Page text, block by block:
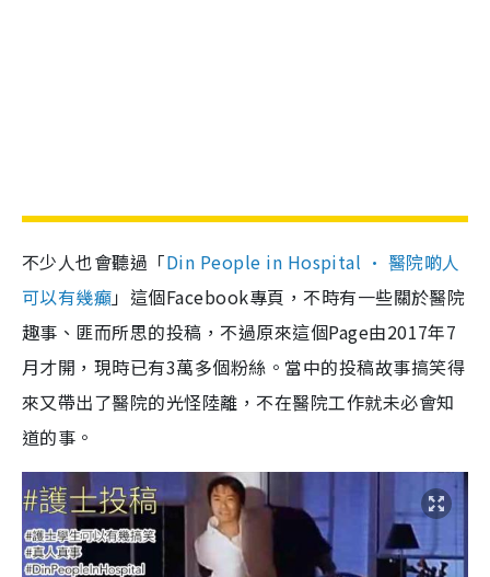
不少人也會聽過「Din People in Hospital • 醫院啲人
可以有幾癲」這個Facebook專頁，不時有一些關於醫院
趣事、匪而所思的投稿，不過原來這個Page由2017年7
月才開，現時已有3萬多個粉絲。當中的投稿故事搞笑得
來又帶出了醫院的光怪陸離，不在醫院工作就未必會知
道的事。